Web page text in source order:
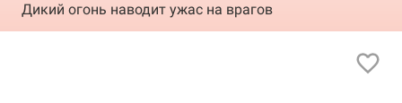
Дикий огонь наводит ужас на врагов